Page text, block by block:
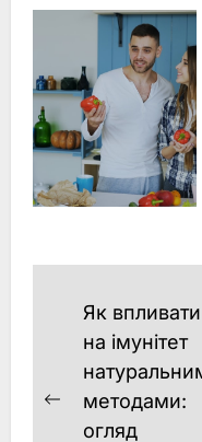
Навигация
записям
Previous
Як впливати
на імунітет
методами:
огляд